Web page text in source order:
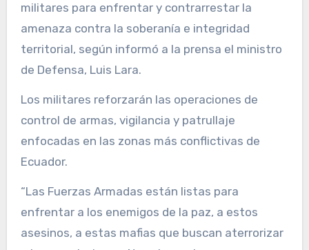
militares para enfrentar y contrarrestar la
amenaza contra la soberanía e integridad
territorial, según informó a la prensa el ministro
de Defensa, Luis Lara.
Los militares reforzarán las operaciones de
control de armas, vigilancia y patrullaje
enfocadas en las zonas más conflictivas de
Ecuador.
“Las Fuerzas Armadas están listas para
enfrentar a los enemigos de la paz, a estos
asesinos, a estas mafias que buscan aterrorizar